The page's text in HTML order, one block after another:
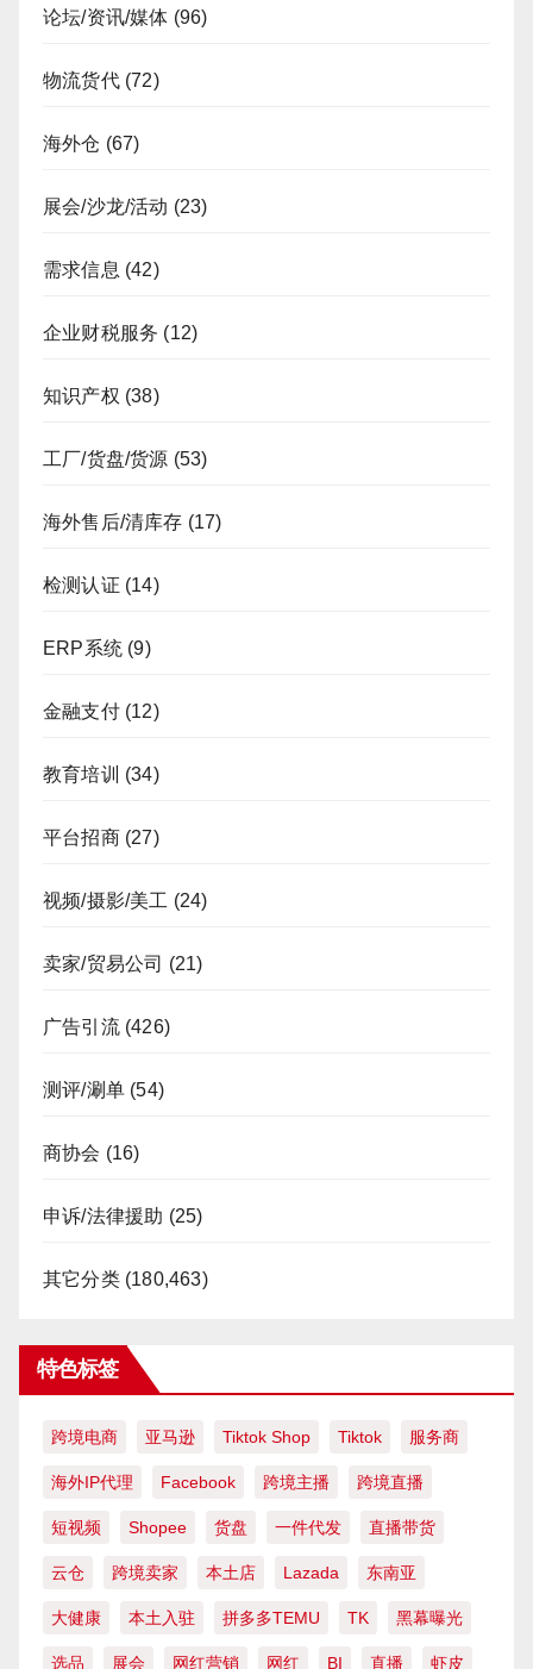
论坛/资讯/媒体 (96)
物流货代(72)
海外仓 (67)
展会/沙龙/活动 (23)
需求信息 (42)
企业财税服务 (12)
知识产权 (38)
工厂/货盘/货源 (53)
海外售后/清库存 (17)
检测认证 (14)
ERP系统 (9)
金融支付(12)
教育培训 (34)
平台招商(27)
视频/摄影/美工 (24)
卖家/贸易公司 (21)
广告引流(426)
测评/涮单 (54)
商协会 (16)
申诉/法律援助 (25)
其它分类(180,463)
特色标签
跨境电商 亚马逊 Tiktok Shop Tiktok 服务商
海外IP代理 Facebook 跨境主播 跨境直播
短视频 Shopee 货盘 一件代发 直播带货
云仓 跨境卖家 本土店 Lazada 东南亚
大健康 本土入驻 拼多多TEMU TK 黑幕曝光
选品 展会 网红营销 网红 BI 直播 虾皮